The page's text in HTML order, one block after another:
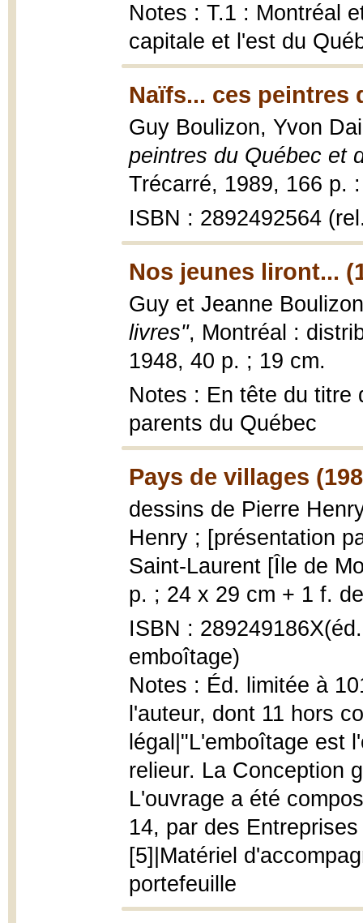
Notes : T.1 : Montréal
capitale et l'est du
Naïfs... ces peintres
Guy Boulizon, Yvon
peintres du Québec et
Trécarré, 1989, 166 p.
ISBN : 2892492564
Nos jeunes liront...
Guy et Jeanne
livres", Montréal :
1948, 40 p. ; 19 cm.
Notes : En tête du titre
parents du Québec
Pays de villages
dessins de Pierre
Henry ; [présentation
Saint-Laurent [Île de
p. ; 24 x 29 cm + 1 f.
ISBN :
emboîtage)
Notes : Éd. limitée à
l'auteur, dont 11 hors
légal|"L'emboîtage est
relieur. La Conception
L'ouvrage a été
14, par des
[5]|Matériel
portefeuille